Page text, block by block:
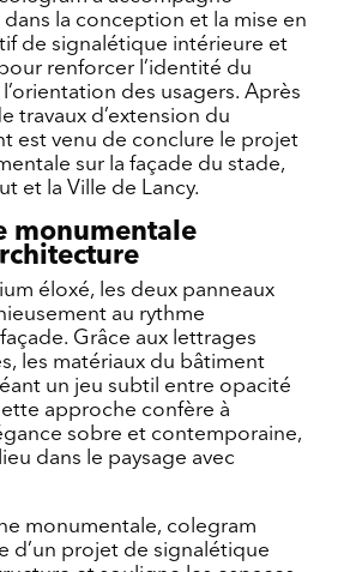
dans la conception et la mise en
de signalétique intérieure et
renforcer l’identité du
des usagers. Après
travaux d’extension du
est venu de conclure le projet
sur la façade du stade,
et la Ville de Lancy.
monumentale
éloxé, les deux panneaux
au rythme
Grâce aux lettrages
les matériaux du bâtiment
un jeu subtil entre opacité
approche confère à
sobre et contemporaine,
dans le paysage avec
monumentale, colegram
d’un projet de signalétique